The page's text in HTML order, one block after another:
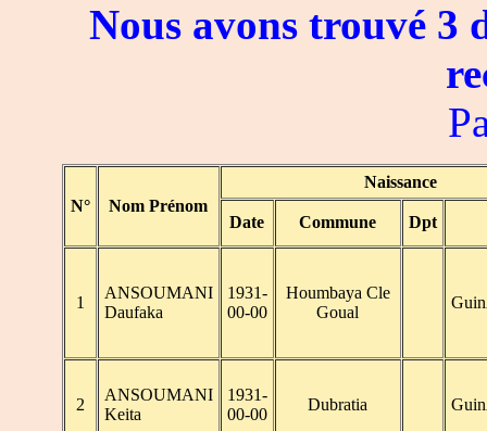
Nous avons trouvé 3
N° Nom Prénom
Naissance
Date Commune Dpt
1
ANSOUMANI
Daufaka
1931-
00-00
Houmbaya Cle
Goual
2
ANSOUMANI
Keita
1931-
00-00
Dubratia